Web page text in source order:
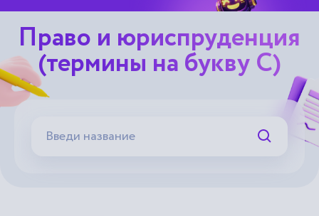
Право и юриспруденция
(термины на букву С)
Искать